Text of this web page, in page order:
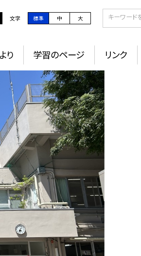
文字 標準 中 大
り 学習のページ リンク